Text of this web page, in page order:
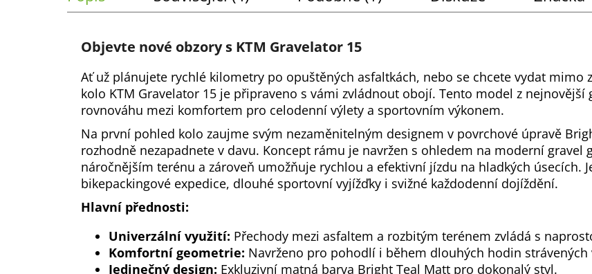
Objevte nové obzory s KTM Gravelator 15
Ať už plánujete rychlé kilometry po opuštěných asfaltkách, nebo se chcete vydat mimo
kolo KTM Gravelator 15 je připraveno s vámi zvládnout obojí. Tento model z nejnovější
rovnováhu mezi komfortem pro celodenní výlety a sportovním výkonem.
Na první pohled kolo zaujme svým nezaměnitelným designem v povrchové úpravě
rozhodně nezapadnete v davu. Koncept rámu je navržen s ohledem na moderní
náročnějším terénu a zároveň umožňuje rychlou a efektivní jízdu na hladkých úsecích.
bikepackingové expedice, dlouhé sportovní vyjížďky i svižné každodenní dojíždění.
Hlavní přednosti:
Univerzální využití: Přechody mezi asfaltem a rozbitým terénem zvládá s
Komfortní geometrie: Navrženo pro pohodlí i během dlouhých hodin strávených
Jedinečný design: Exkluzivní matná barva Bright Teal Matt pro dokonalý styl.